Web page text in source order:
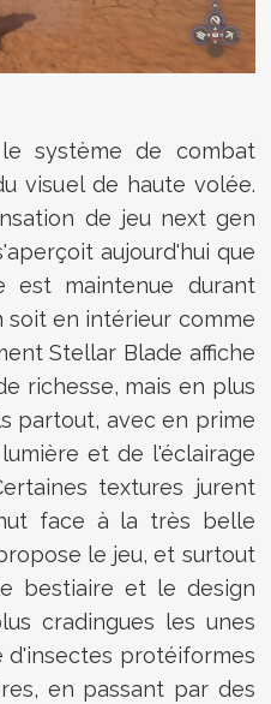
système de combat
visuel de haute volée.
de jeu next gen
aujourd'hui que
est maintenue durant
soit en intérieur comme
Stellar Blade affiche
richesse, mais en plus
partout, avec en prime
et de l'éclairage
textures jurent
face à la très belle
le jeu, et surtout
bestiaire et le design
cradingues les unes
d'insectes protéiformes
en passant par des